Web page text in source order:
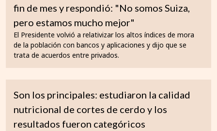
fin de mes y respondió: "No somos Suiza,
pero estamos mucho mejor"
El Presidente volvió a relativizar los altos índices de mora
de la población con bancos y aplicaciones y dijo que se
trata de acuerdos entre privados.
Son los principales: estudiaron la calidad
nutricional de cortes de cerdo y los
resultados fueron categóricos